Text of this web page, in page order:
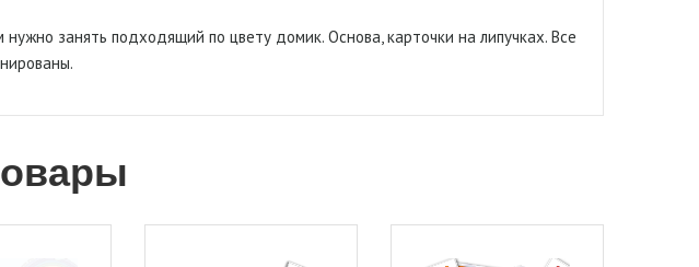
занять подходящий по цвету домик. Основа, карточки на липучках. Все